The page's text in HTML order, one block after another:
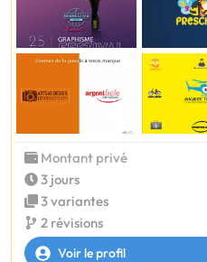
Montant privé
3 jours
3 variantes
2 révisions
Voir le profil